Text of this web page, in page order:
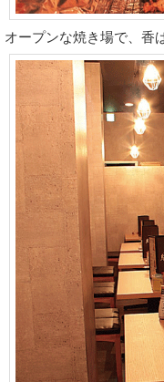
オープンな焼き場で、香